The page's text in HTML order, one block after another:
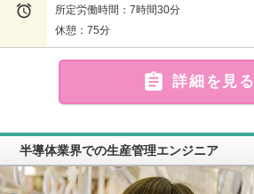

所定労働時間：7時間30分
休憩：75分
 詳細を見る
半導体業界での生産管理エンジニア